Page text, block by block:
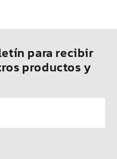
para recibir
productos y